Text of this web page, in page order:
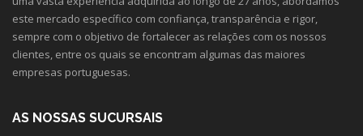
este mercado específico com confiança, transparência e rigor,
sempre com o objetivo de fortalecer as relações com os nossos
clientes, entre os quais se encontram algumas das maiores
empresas portuguesas.
AS NOSSAS SUCURSAIS